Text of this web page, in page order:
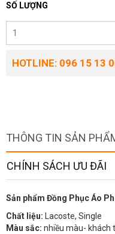
SỐ LƯỢNG
HOTLINE: 096 15 13
THÔNG TIN SẢN
CHÍNH SÁCH ƯU ĐÃI
Sản phẩm Đồng Phục Áo
Chất liệu: Lacoste, Single
Màu sắc: nhiều màu- khách